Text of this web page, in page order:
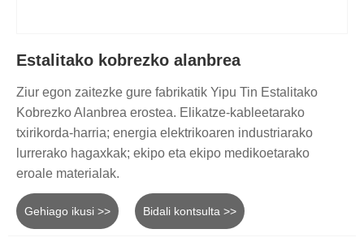
Estalitako kobrezko alanbrea
Ziur egon zaitezke gure fabrikatik Yipu Tin Estalitako
Kobrezko Alanbrea erostea. Elikatze-kableetarako
txirikorda-harria; energia elektrikoaren industriarako
lurrerako hagaxkak; ekipo eta ekipo medikoetarako
eroale materialak.
Gehiago ikusi >> Bidali kontsulta >>